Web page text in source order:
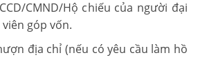
CMND/Hộ chiếu của người đại
góp vốn.
địa chỉ (nếu có yêu cầu làm hồ